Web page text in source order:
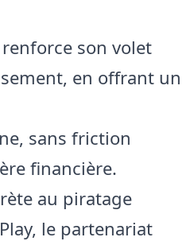
renforce son volet
en offrant un
sans friction
financière.
au piratage
le partenariat